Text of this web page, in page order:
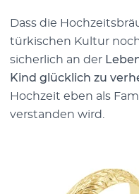
Dass die
türkischen Kultur
sicherlich an der
Kind glücklich zu
Hochzeit eben als
verstanden wird.